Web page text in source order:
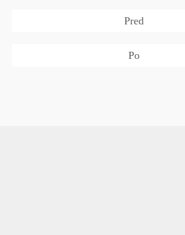
Pred
Po